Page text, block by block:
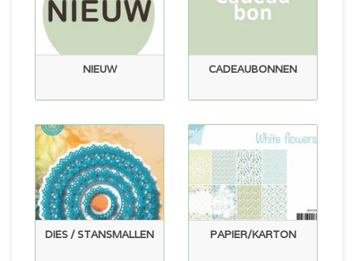
NIEUW CADEAUBONNEN
DIES / STANSMALLEN PAPIER/KARTON